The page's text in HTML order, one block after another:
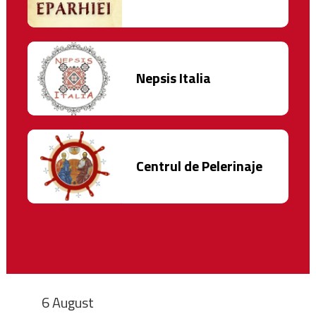
Nepsis Italia
Centrul de Pelerinaje
6 August